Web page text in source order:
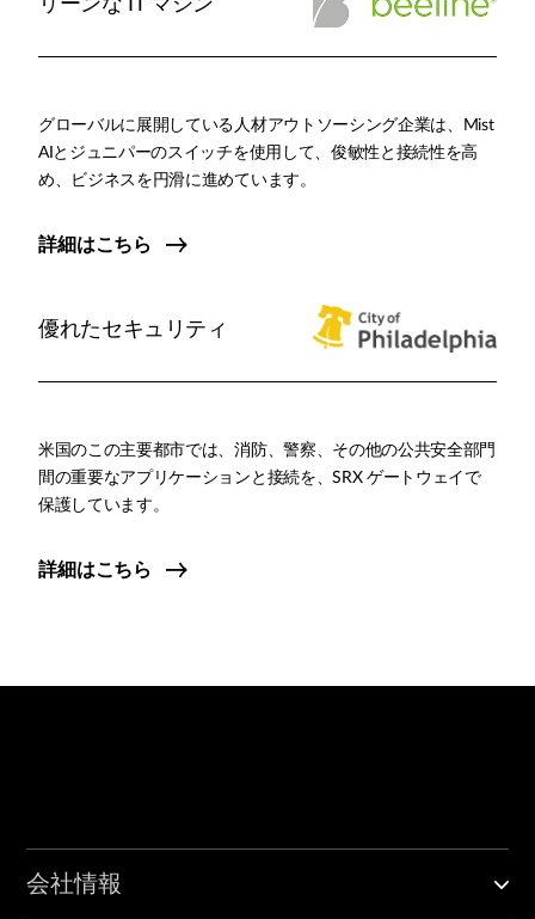
リーンな IT マシン
グローバルに展開している人材アウトソーシング企業は、Mist
AIとジュニパーのスイッチを使用して、俊敏性と接続性を高
め、ビジネスを円滑に進めています。
詳細はこちら
優れたセキュリティ
米国のこの主要都市では、消防、警察、その他の公共安全部門
間の重要なアプリケーションと接続を、SRX ゲートウェイで
保護しています。
詳細はこちら
会社情報